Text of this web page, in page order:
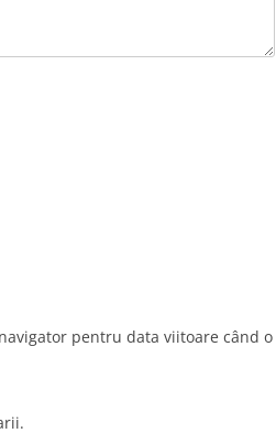
pentru data viitoare când o